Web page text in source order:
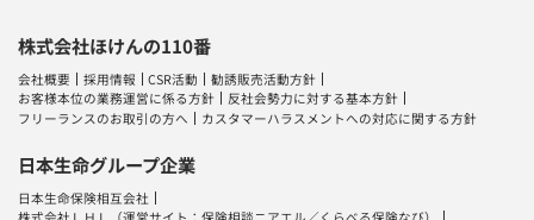
株式会社ほけんの110番
会社概要 採用情報 CSR活動
勧誘販売活動方針
お客様本位の業務運営に係る方針
反社会勢力に対する基本方針
フリーランスのお取引の方へ
カスタマーハラスメントへの対応に関する方針
日本生命グループ企業
日本生命保険相互会社